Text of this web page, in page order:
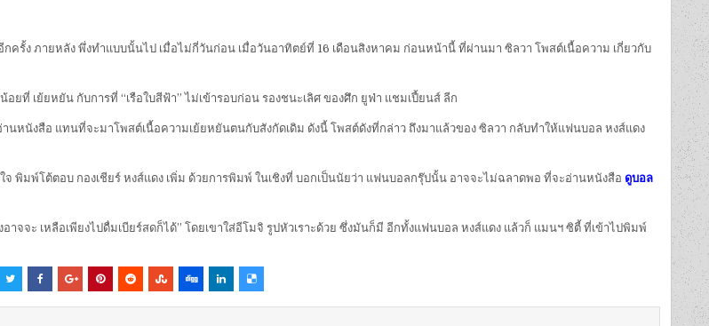
ครั้ง ภายหลัง พึ่งทำแบบนั้นไป เมื่อไม่กี่วันก่อน เมื่อวันอาทิตย์ที่ 16 เดือนสิงหาคม ก่อนหน้านี้ ที่ผ่านมา ซิลวา โพสต์เนื้อความ เกี่ยวกับ
ที่ เย้ยหยัน กับการที่ “เรือใบสีฟ้า” ไม่เข้ารอบก่อน รองชนะเลิศ ของศึก ยูฟ่า แชมเปี้ยนส์ ลีก
นหนังสือ แทนที่จะมาโพสต์เนื้อความเย้ยหยันตนกับสังกัดเดิม ดังนี้ โพสต์ดังที่กล่าว ถึงมาแล้วของ ซิลวา กลับทำให้แฟนบอล หงส์แดง
พิมพ์โต้ตอบ กองเชียร์ หงส์แดง เพิ่ม ด้วยการพิมพ์ ในเชิงที่ บอกเป็นนัยว่า แฟนบอลกรุ๊ปนั้น อาจจะไม่ฉลาดพอ ที่จะอ่านหนังสือ ดูบอล
จจะ เหลือเพียงไปดื่มเบียร์สดก็ได้” โดยเขาใส่อีโมจิ รูปหัวเราะด้วย ซึ่งมันก็มี อีกทั้งแฟนบอล หงส์แดง แล้วก็ แมนฯ ซิตี้ ที่เข้าไปพิมพ์